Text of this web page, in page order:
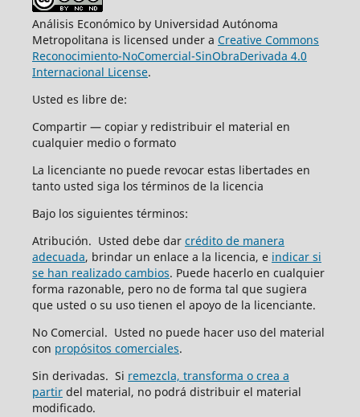
Análisis Económico by Universidad Autónoma
Metropolitana is licensed under a Creative Commons
Reconocimiento-NoComercial-SinObraDerivada 4.0
Internacional License.
Usted es libre de:
Compartir — copiar y redistribuir el material en
cualquier medio o formato
La licenciante no puede revocar estas libertades en
tanto usted siga los términos de la licencia
Bajo los siguientes términos:
Atribución. Usted debe dar crédito de manera
adecuada, brindar un enlace a la licencia, e indicar si
se han realizado cambios. Puede hacerlo en cualquier
forma razonable, pero no de forma tal que sugiera
que usted o su uso tienen el apoyo de la licenciante.
No Comercial. Usted no puede hacer uso del material
con propósitos comerciales.
Sin derivadas. Si remezcla, transforma o crea a
partirdel material, no podrá distribuir el material
modificado.